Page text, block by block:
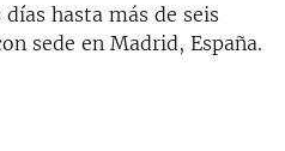
hasta más de seis
sede en Madrid, España.